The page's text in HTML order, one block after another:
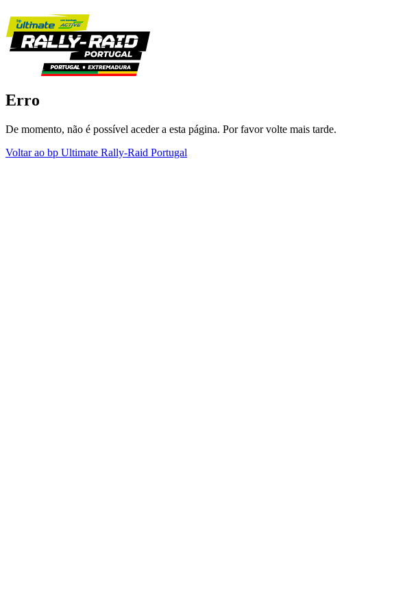
Erro
De momento, não é possível aceder a esta página. Por favor volte mais tarde.
Voltar ao bp Ultimate Rally-Raid Portugal